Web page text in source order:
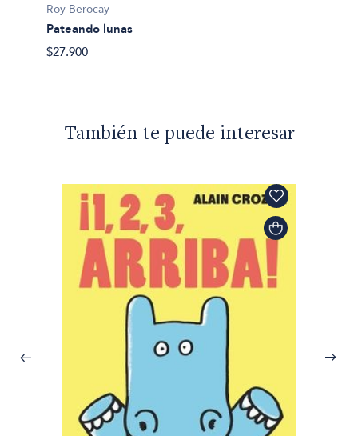
Roy Berocay
Pateando lunas
$27.900
También te puede interesar